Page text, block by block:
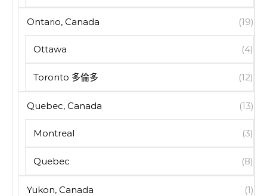
Ontario, Canada (19)
Ottawa (4)
Toronto 多倫多 (12)
Quebec, Canada (13)
Montreal (3)
Quebec (8)
Yukon, Canada (1)